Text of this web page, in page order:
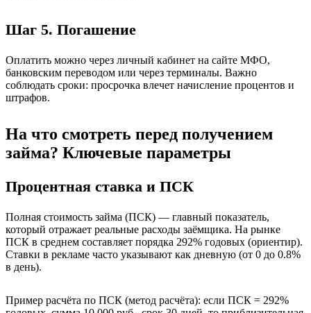
Шаг 5. Погашение
Оплатить можно через личный кабинет на сайте МФО,
банковским переводом или через терминалы. Важно
соблюдать сроки: просрочка влечет начисление процентов и
штрафов.
На что смотреть перед получением
займа? Ключевые параметры
Процентная ставка и ПСК
Полная стоимость займа (ПСК) — главный показатель,
который отражает реальные расходы заёмщика. На рынке
ПСК в среднем составляет порядка 292% годовых (ориентир).
Ставки в рекламе часто указывают как дневную (от 0 до 0.8%
в день).
Пример расчёта по ПСК (метод расчёта): если ПСК = 292%